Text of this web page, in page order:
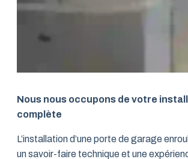
Nous nous occupons de votre
complète
L’installation d’une porte de garage
un savoir-faire technique et une